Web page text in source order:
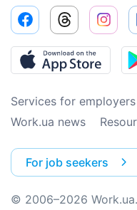
Services for employers
Work.ua news
For job seekers
© 2006–2026